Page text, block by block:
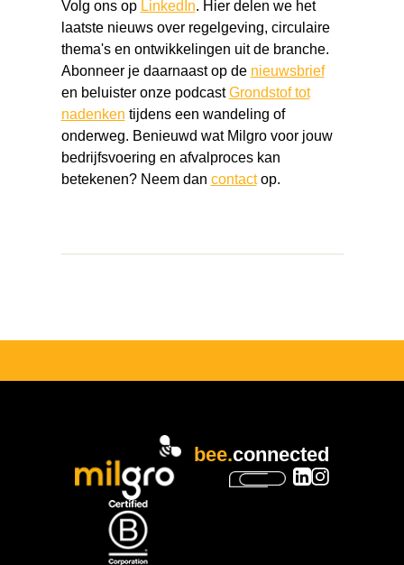
Volg ons op LinkedIn. Hier delen we het
laatste nieuws over regelgeving, circulaire
thema's en ontwikkelingen uit de branche.
Abonneer je daarnaast op de nieuwsbrief
en beluister onze podcastGrondstof tot
nadenken tijdens een wandeling of
onderweg. Benieuwd wat Milgro voor jouw
bedrijfsvoering en afvalproces kan
betekenen? Neem dan contactop.
bee.connected